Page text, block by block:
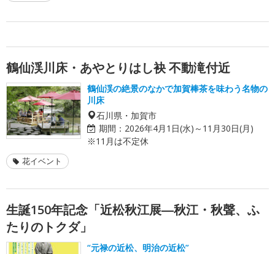
鶴仙渓川床・あやとりはし袂 不動滝付近
鶴仙渓の絶景のなかで加賀棒茶を味わう名物の
川床
石川県・加賀市
期間： 2026年4月1日(水)～11月30日(月)
※11月は不定休
花イベント
生誕150年記念「近松秋江展―秋江・秋聲、ふ
たりのトクダ」
“元禄の近松、明治の近松”